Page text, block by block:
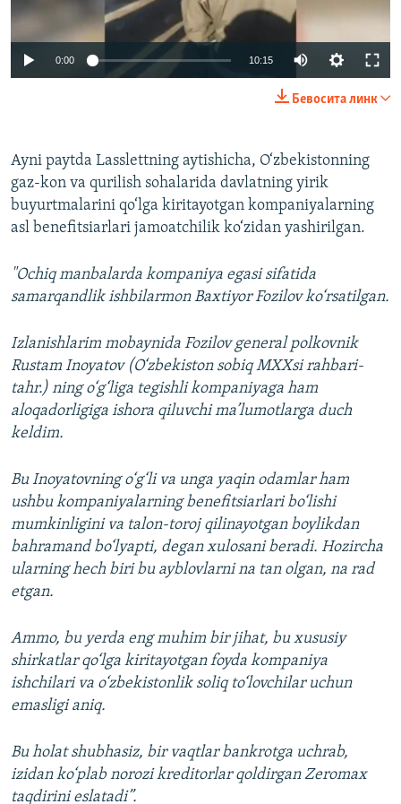
720p 1080p
0:00 10:15
720p
1080p
Бевосита линк
Ayni paytda Lasslettning aytishicha, O‘zbekistonning
gaz-kon va qurilish sohalarida davlatning yirik
buyurtmalarini qo‘lga kiritayotgan kompaniyalarning
asl benefitsiarlari jamoatchilik ko‘zidan yashirilgan.
"Ochiq manbalarda kompaniya egasi sifatida
samarqandlik ishbilarmon Baxtiyor Fozilov ko‘rsatilgan.
Izlanishlarim mobaynida Fozilov general polkovnik
Rustam Inoyatov (O‘zbekiston sobiq MXXsi rahbari-
tahr.) ning o‘g‘liga tegishli kompaniyaga ham
aloqadorligiga ishora qiluvchi ma’lumotlarga duch
keldim.
Bu Inoyatovning o‘g‘li va unga yaqin odamlar ham
ushbu kompaniyalarning benefitsiarlari bo‘lishi
mumkinligini va talon-toroj qilinayotgan boylikdan
bahramand bo‘lyapti, degan xulosani beradi. Hozircha
ularning hech biri bu ayblovlarni na tan olgan, na rad
etgan.
Ammo, bu yerda eng muhim bir jihat, bu xususiy
shirkatlar qo‘lga kiritayotgan foyda kompaniya
ishchilari va o‘zbekistonlik soliq to‘lovchilar uchun
emasligi aniq.
Bu holat shubhasiz, bir vaqtlar bankrotga uchrab,
izidan ko‘plab norozi kreditorlar qoldirgan Zeromax
taqdirini eslatadi”.